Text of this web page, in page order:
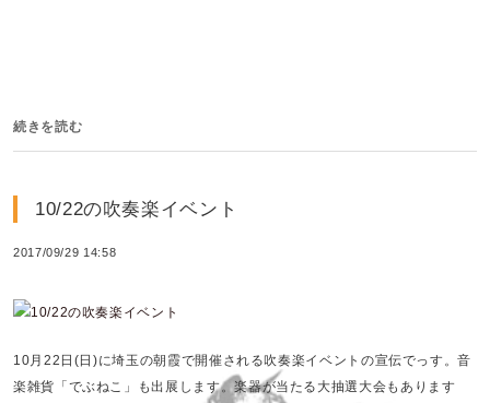
続きを読む
10/22の吹奏楽イベント
2017/09/29 14:58
10月22日(日)に埼玉の朝霞で開催される吹奏楽イベントの宣伝でっす。音
楽雑貨「でぶねこ」も出展します。楽器が当たる大抽選大会もあります